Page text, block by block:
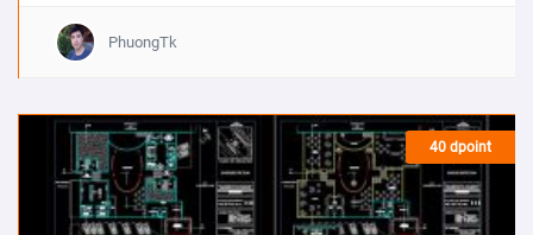
PhuongTk
40 dpoint